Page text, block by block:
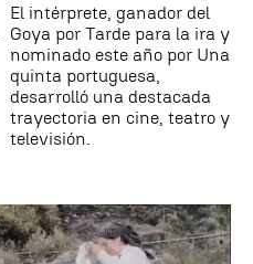
El intérprete, ganador del
Goya por Tarde para la ira y
nominado este año por Una
quinta portuguesa,
desarrolló una destacada
trayectoria en cine, teatro y
televisión.